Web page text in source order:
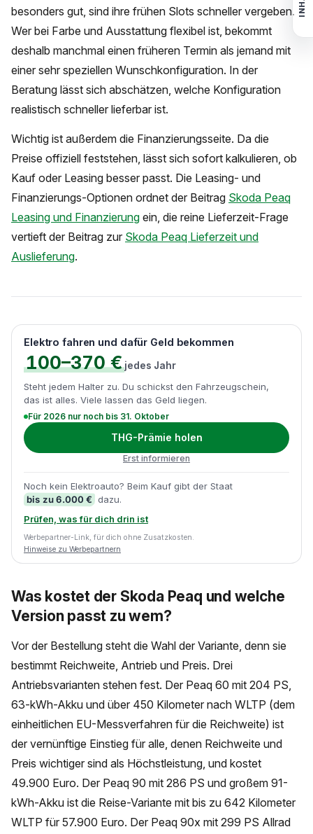
besonders gut, sind ihre frühen Slots schneller vergeben.
Wer bei Farbe und Ausstattung flexibel ist, bekommt
deshalb manchmal einen früheren Termin als jemand mit
einer sehr speziellen Wunschkonfiguration. In der
Beratung lässt sich abschätzen, welche Konfiguration
realistisch schneller lieferbar ist.
Wichtig ist außerdem die Finanzierungsseite. Da die
Preise offiziell feststehen, lässt sich sofort kalkulieren, ob
Kauf oder Leasing besser passt. Die Leasing- und
Finanzierungs-Optionen ordnet der Beitrag Skoda Peaq
Leasing und Finanzierung ein, die reine Lieferzeit-Frage
vertieft der Beitrag zur Skoda Peaq Lieferzeit und
Auslieferung.
Elektro fahren und dafür Geld bekommen
100–370 € jedes Jahr
Steht jedem Halter zu. Du schickst den Fahrzeugschein,
das ist alles. Viele lassen das Geld liegen.
Für 2026 nur noch bis 31. Oktober
THG-Prämie holen
Erst informieren
Noch kein Elektroauto? Beim Kauf gibt der Staat
bis zu 6.000 € dazu.
Prüfen, was für dich drin ist
Werbepartner-Link, für dich ohne Zusatzkosten.
Hinweise zu Werbepartnern
Was kostet der Skoda Peaq und welche
Version passt zu wem?
Vor der Bestellung steht die Wahl der Variante, denn sie
bestimmt Reichweite, Antrieb und Preis. Drei
Antriebsvarianten stehen fest. Der Peaq 60 mit 204 PS,
63-kWh-Akku und über 450 Kilometer nach WLTP (dem
einheitlichen EU-Messverfahren für die Reichweite) ist
der vernünftige Einstieg für alle, denen Reichweite und
Preis wichtiger sind als Höchstleistung, und kostet
49.900 Euro. Der Peaq 90 mit 286 PS und großem 91-
kWh-Akku ist die Reise-Variante mit bis zu 642 Kilometer
WLTP für 57.900 Euro. Der Peaq 90x mit 299 PS Allrad